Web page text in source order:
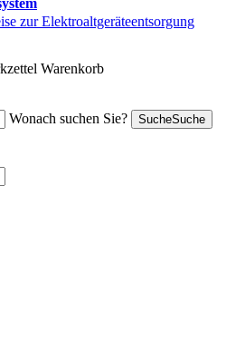
zur Elektroaltgeräteentsorgung
Warenkorb
Wonach suchen Sie?
SucheSuche